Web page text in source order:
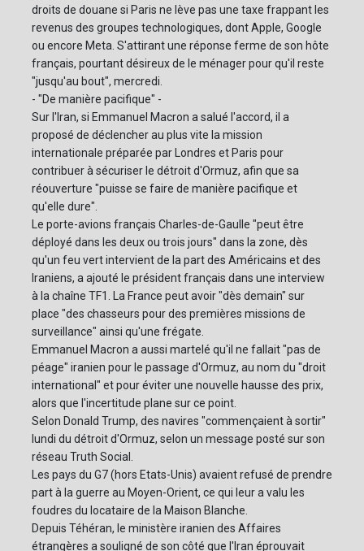
droits de douane si Paris ne lève pas une taxe frappant les
revenus des groupes technologiques, dont Apple, Google
ou encore Meta. S'attirant une réponse ferme de son hôte
français, pourtant désireux de le ménager pour qu'il reste
"jusqu'au bout", mercredi.
- "De manière pacifique" -
Sur l'Iran, si Emmanuel Macron a salué l'accord, il a
proposé de déclencher au plus vite la mission
internationale préparée par Londres et Paris pour
contribuer à sécuriser le détroit d'Ormuz, afin que sa
réouverture "puisse se faire de manière pacifique et
qu'elle dure".
Le porte-avions français Charles-de-Gaulle "peut être
déployé dans les deux ou trois jours" dans la zone, dès
qu'un feu vert intervient de la part des Américains et des
Iraniens, a ajouté le président français dans une interview
à la chaîne TF1. La France peut avoir "dès demain" sur
place "des chasseurs pour des premières missions de
surveillance" ainsi qu'une frégate.
Emmanuel Macron a aussi martelé qu'il ne fallait "pas de
péage" iranien pour le passage d'Ormuz, au nom du "droit
international" et pour éviter une nouvelle hausse des prix,
alors que l'incertitude plane sur ce point.
Selon Donald Trump, des navires "commençaient à sortir"
lundi du détroit d'Ormuz, selon un message posté sur son
réseau Truth Social.
Les pays du G7 (hors Etats-Unis) avaient refusé de prendre
part à la guerre au Moyen-Orient, ce qui leur a valu les
foudres du locataire de la Maison Blanche.
Depuis Téhéran, le ministère iranien des Affaires
étrangères a souligné de son côté que l'Iran éprouvait